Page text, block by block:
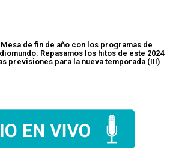
Mesa de fin de año con los programas de
Repasamos los hitos de este 2024
previsiones para la nueva temporada (III)